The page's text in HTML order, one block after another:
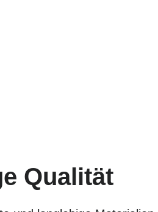
Qualität